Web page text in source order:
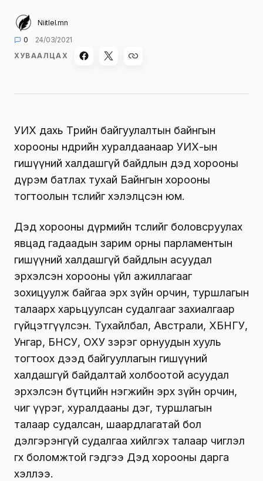
Niitlel.mn
0
24/03/2021
ХУВААЛЦАХ
УИХ дахь Төрийн байгуулалтын байнгын
хорооны өнөөдрийн хуралдаанаар УИХ-ын
гишүүний халдашгүй байдлын дэд хорооны
дүрэм батлах тухай Байнгын хорооны
тогтоолын төслийг хэлэлцсэн юм.
Дэд хорооны дүрмийн төслийг боловсруулах
явцад гадаадын зарим орны парламентын
гишүүний халдашгүй байдлын асуудал
эрхэлсэн хорооны үйл ажиллагааг
зохицуулж байгаа эрх зүйн орчин, туршлагын
талаарх харьцуулсан судалгааг захиалгаар
гүйцэтгүүлсэн. Тухайлбал, Австрали, ХБНГУ,
Унгар, БНСУ, ОХУ зэрэг орнуудын хууль
тогтоох дээд байгууллагын гишүүний
халдашгүй байдалтай холбоотой асуудал
эрхэлсэн бүтцийн нэгжийн эрх зүйн орчин,
чиг үүрэг, хуралдааны дэг, туршлагын
талаар судалсан, шаардлагатай бол
дэлгэрэнгүй судалгаа хийлгэх талаар чиглэл
өгөх боломжтой гэдгээ Дэд хорооны дарга
хэллээ.